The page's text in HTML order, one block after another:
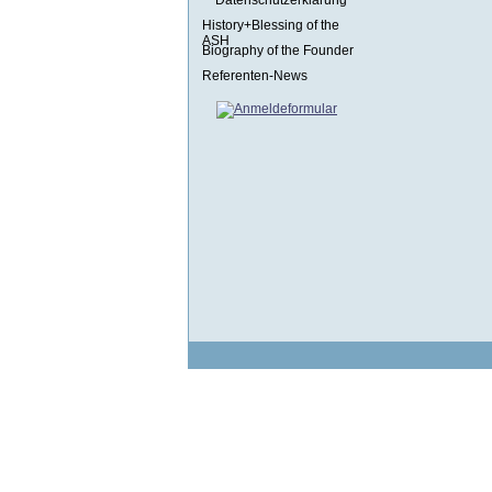
History+Blessing of the
ASH
Biography of the Founder
Referenten-News